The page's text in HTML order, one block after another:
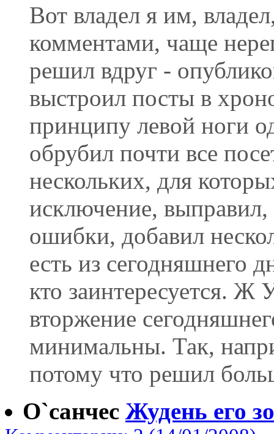
Вот владел я им,
комментами, чаще
решил вдруг -
выстроил посты в
принципу левой ноги
обрубил почти все
нескольких, для
исключение, выправил,
ошибки, добавил
есть из сегодняшнего
кто заинтересуется.
вторжение
минимальны. Так,
потому что решил
О`санчес Жудень его